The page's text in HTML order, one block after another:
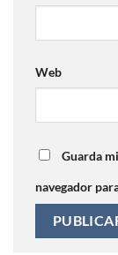
Web
Guarda
navegador